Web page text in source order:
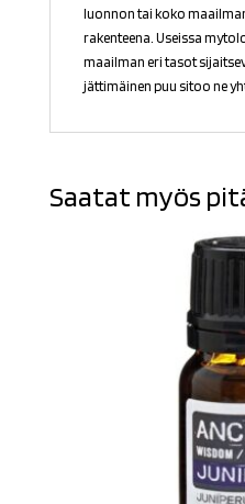
luonnon tai koko
rakenteena. Useissa
maailman eri tasot
jättimäinen puu sitoo ne
Saatat myös